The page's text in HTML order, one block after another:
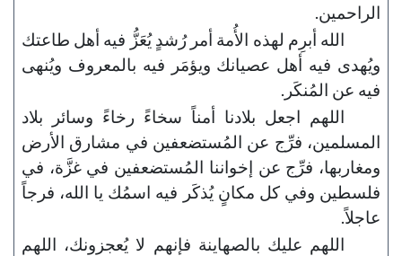
الراحمين.
الله أبرِم لهذه الأُمة أمر رُشدٍ يُعَزُّ فيه أهل طاعتك
ويُهدى فيه أهل عصيانك ويؤمَر فيه بالمعروف ويُنهى
فيه عن المُنكَر.
اللهم اجعل بلادنا أمناً سخاءً رخاءً وسائر بلاد
المسلمين، فرِّج عن المُستضعفين في مشارق الأرض
ومغاربها، فرِّج عن إخواننا المُستضعفين في غزَّة، في
فلسطين وفي كل مكانٍ يُذكَر فيه اسمُك يا الله، فرجاً
عاجلاً.
اللهم عليك بالصهاينة فإنهم لا يُعجزونك، اللهم